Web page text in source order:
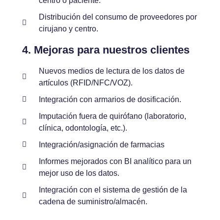
Distribución del consumo de proveedores por
cirujano y centro.
4. Mejoras para nuestros clientes
Nuevos medios de lectura de los datos de
artículos (RFID/NFC/VOZ).
Integración con armarios de dosificación.
Imputación fuera de quirófano (laboratorio,
clínica, odontología, etc.).
Integración/asignación de farmacias
Informes mejorados con BI analítico para un
mejor uso de los datos.
Integración con el sistema de gestión de la
cadena de suministro/almacén.